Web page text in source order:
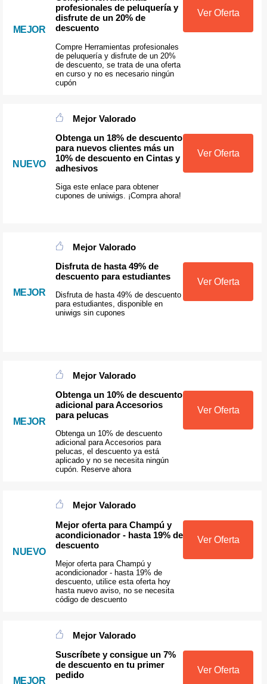
MEJOR
profesionales de peluquería y
disfrute de un 20% de
descuento
Compre Herramientas profesionales
de peluquería y disfrute de un 20%
de descuento, se trata de una oferta
en curso y no es necesario ningún
cupón
Ver Oferta
NUEVO
Mejor Valorado
Obtenga un 18% de descuento
para nuevos clientes más un
10% de descuento en Cintas y
adhesivos
Siga este enlace para obtener
cupones de uniwigs. ¡Compra ahora!
Ver Oferta
MEJOR
Mejor Valorado
Disfruta de hasta 49% de
descuento para estudiantes
Disfruta de hasta 49% de descuento
para estudiantes, disponible en
uniwigs sin cupones
Ver Oferta
MEJOR
Mejor Valorado
Obtenga un 10% de descuento
adicional para Accesorios
para pelucas
Obtenga un 10% de descuento
adicional para Accesorios para
pelucas, el descuento ya está
aplicado y no se necesita ningún
cupón. Reserve ahora
Ver Oferta
NUEVO
Mejor Valorado
Mejor oferta para Champú y
acondicionador - hasta 19% de
descuento
Mejor oferta para Champú y
acondicionador - hasta 19% de
descuento, utilice esta oferta hoy
hasta nuevo aviso, no se necesita
código de descuento
Ver Oferta
MEJOR
Mejor Valorado
Suscríbete y consigue un 7%
de descuento en tu primer
pedido
Ver Oferta